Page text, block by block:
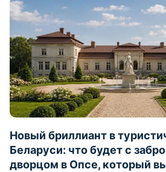
Новый бриллиант в
Беларуси: что будет с
дворцом в Опсе, который